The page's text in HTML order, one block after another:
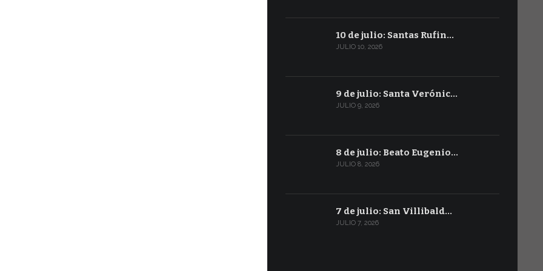
10 de julio: Santas Rufin…
JULIO 10, 2026
9 de julio: Santa Verónic…
JULIO 9, 2026
8 de julio: Beato Eugenio…
JULIO 8, 2026
7 de julio: San Villibald…
JULIO 7, 2026